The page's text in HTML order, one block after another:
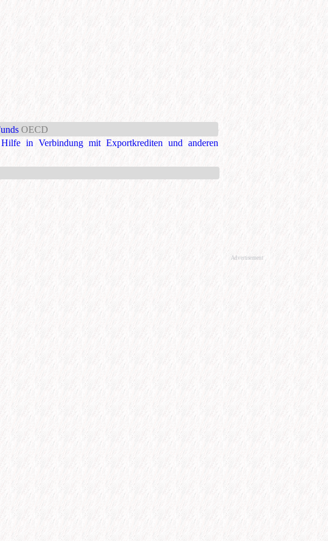
OECD
in Verbindung mit Exportkrediten und anderen
Advertisement